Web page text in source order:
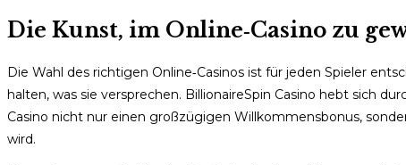
Die Kunst, im Online‑Casino zu
Die Wahl des richtigen Online‑Casinos ist für jeden Spieler
halten, was sie versprechen. BillionaireSpin Casino hebt sich
Casino nicht nur einen großzügigen Willkommensbonus,
wird.